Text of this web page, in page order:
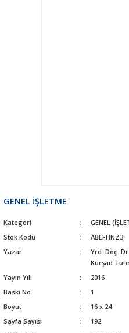
GENEL İŞLETME
Kategori GENEL
Stok Kodu
ABEFHNZ3
Yazar
Yrd. Doç.
Kürşad
Yayın Yılı
2016
Baskı No
1
Boyut
16 x 24
Sayfa Sayısı
192